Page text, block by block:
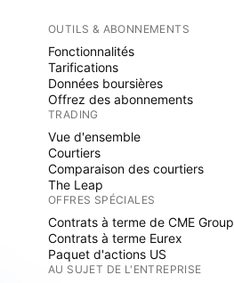
OUTILS & ABONNEMENTS
Fonctionnalités
Tarifications
Données boursières
Offrez des abonnements
TRADING
Vue d'ensemble
Courtiers
Comparaison des courtiers
The Leap
OFFRES SPÉCIALES
Contrats à terme de CME Group
Contrats à terme Eurex
Paquet d'actions US
AU SUJET DE L'ENTREPRISE